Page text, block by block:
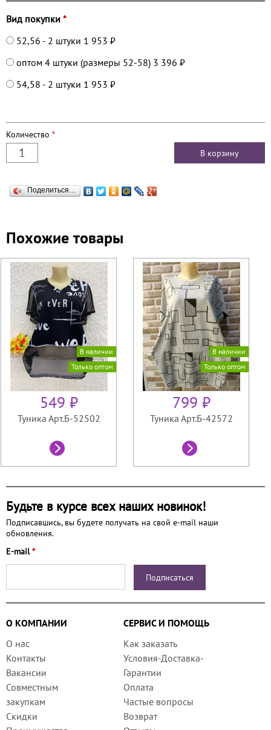
Вид покупки *
52,56 - 2 штуки 1 953 ₽
оптом 4 штуки (размеры 52-58) 3 396 ₽
54,58 - 2 штуки 1 953 ₽
Количество *
Поделиться…
Похожие товары
В наличии
Только оптом
549 ₽
Туника Арт.Б-52502
В наличии
Только оптом
799 ₽
Туника Арт.Б-42572
Будьте в курсе всех наших новинок!
Подписавшись, вы будете получать на свой e-mail наши
обновления.
E-mail*
О КОМПАНИИ
СЕРВИС И ПОМОЩЬ
О нас
Контакты
Вакансии
Совместным
закупкам
Скидки
Как заказать
Условия-Доставка-
Гарантии
Оплата
Частые вопросы
Возврат